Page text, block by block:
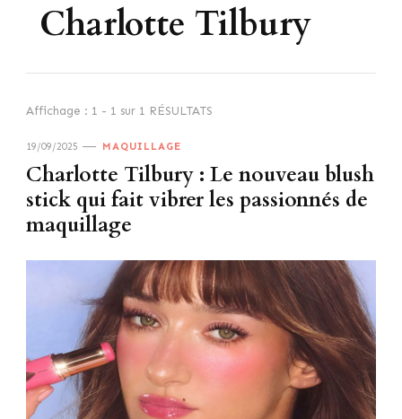
Charlotte Tilbury
Affichage : 1 - 1 sur 1 RÉSULTATS
19/09/2025 MAQUILLAGE
Charlotte Tilbury : Le nouveau blush
stick qui fait vibrer les passionnés de
maquillage